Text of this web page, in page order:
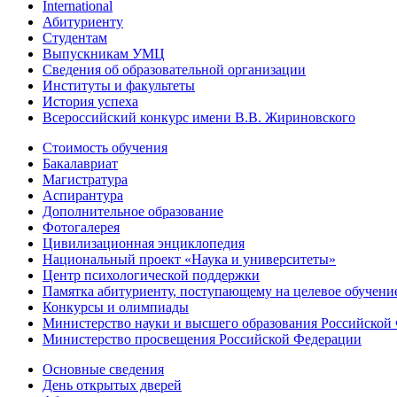
International
Абитуриенту
Студентам
Выпускникам УМЦ
Сведения об образовательной организации
Институты и факультеты
История успеха
Всероссийский конкурс имени В.В. Жириновского
Стоимость обучения
Бакалавриат
Магистратура
Аспирантура
Дополнительное образование
Фотогалерея
Цивилизационная энциклопедия
Национальный проект «Наука и университеты»
Центр психологической поддержки
Памятка абитуриенту, поступающему на целевое
Конкурсы и олимпиады
Министерство науки и высшего образования
Министерство просвещения Российской Федерации
Основные сведения
День открытых дверей